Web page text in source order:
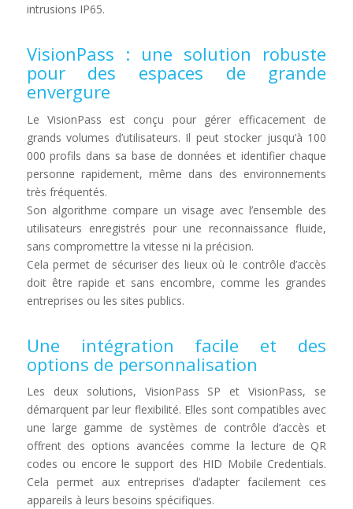
intrusions IP65.
VisionPass : une solution robuste
pour des espaces de grande
envergure
Le VisionPass est conçu pour gérer efficacement de
grands volumes d’utilisateurs. Il peut stocker jusqu’à 100
000 profils dans sa base de données et identifier chaque
personne rapidement, même dans des environnements
très fréquentés.
Son algorithme compare un visage avec l’ensemble des
utilisateurs enregistrés pour une reconnaissance fluide,
sans compromettre la vitesse ni la précision.
Cela permet de sécuriser des lieux où le contrôle d’accès
doit être rapide et sans encombre, comme les grandes
entreprises ou les sites publics.
Une intégration facile et des
options de personnalisation
Les deux solutions, VisionPass SP et VisionPass, se
démarquent par leur flexibilité. Elles sont compatibles avec
une large gamme de systèmes de contrôle d’accès et
offrent des options avancées comme la lecture de QR
codes ou encore le support des HID Mobile Credentials.
Cela permet aux entreprises d’adapter facilement ces
appareils à leurs besoins spécifiques.